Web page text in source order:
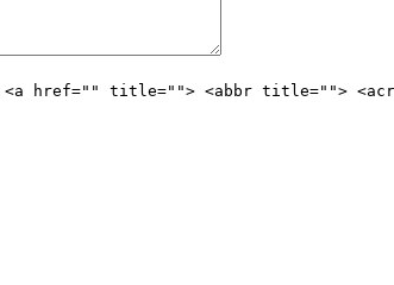
<a href="" title=""> <abbr title="">